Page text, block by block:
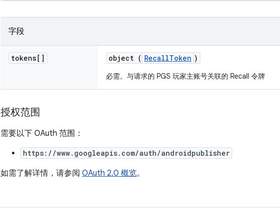
字段
tokens[] object ( RecallToken )
必需。与请求的 PGS 玩家主账号关联的 Recall 令牌
授权范围
需要以下 OAuth 范围：
https://www.googleapis.com/auth/androidpublisher
如需了解详情，请参阅 OAuth 2.0 概览。